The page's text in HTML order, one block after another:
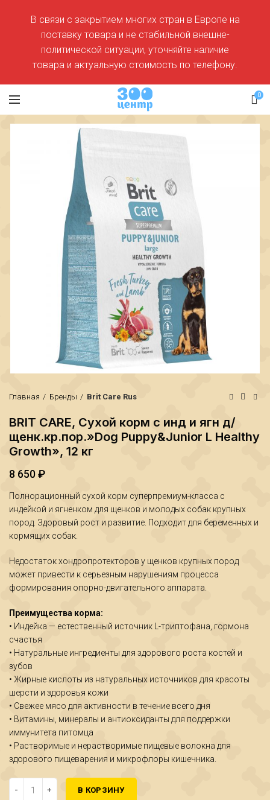
0
Главная Бренды Brit Care Rus
₽
₽
BRIT CARE, Сухой корм с инд и ягн д/
щенк.кр.пор.»Dog Puppy&Junior L Healthy
Growth», 12 кг
8 650₽
Полнорационный сухой корм суперпремиум-класса с
индейкой и ягненком для щенков и молодых собак крупных
пород. Здоровый рост и развитие. Подходит для беременных и
кормящих собак.
Недостаток хондропротекторов у щенков крупных пород
может привести к серьезным нарушениям процесса
формирования опорно-двигательного аппарата.
Преимущества корма:
• Индейка — естественный источник L-триптофана, гормона
счастья
• Натуральные ингредиенты для здорового роста костей и
зубов
• Жирные кислоты из натуральных источников для красоты
шерсти и здоровья кожи
• Свежее мясо для активности в течение всего дня
• Витамины, минералы и антиоксиданты для поддержки
иммунитета питомца
• Растворимые и нерастворимые пищевые волокна для
здорового пищеварения и микрофлоры кишечника.
В КОРЗИНУ
В связи с закрытием многих стран в Европе на
поставку товара и не стабильной внешне-
политической ситуации, уточняйте наличие
товара и актуальную стоимость по телефону.